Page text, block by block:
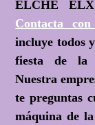
ELCHE ELX
Contacta con
incluye todos
fiesta de la
Nuestra
te preguntas
máquina de